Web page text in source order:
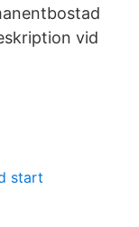
vid
start